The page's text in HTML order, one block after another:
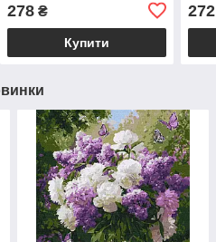
278₴
Купити
272